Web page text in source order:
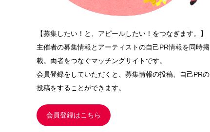
【募集したい！と、アピールしたい！をつなぎます。】
主催者の募集情報とアーティストの自己PR情報を同時掲
載。両者をつなぐマッチングサイトです。
会員登録をしていただくと、募集情報の投稿、自己PRの
投稿をすることができます。
会員登録はこちら